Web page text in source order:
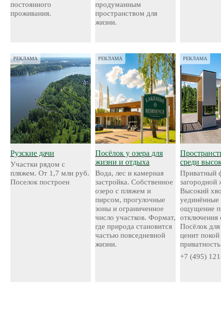
постоянного
проживания.
продуманным
пространством для
жизни.
РЕКЛАМА
Рузские дачи
Участки рядом с
пляжем. От 1,7 млн руб.
Поселок построен
РЕКЛАМА
Посёлок у озера для
жизни и отдыха
Вода, лес и камерная
застройка. Собственное
озеро с пляжем и
пирсом, прогулочные
зоны и ограниченное
число участков. Формат,
где природа становится
частью повседневной
жизни.
РЕКЛАМА
среди
Приватный
загородной
Высокий
уединённые
ощущение
отключения
Посёлок
ценит
приватность
+7 (495)